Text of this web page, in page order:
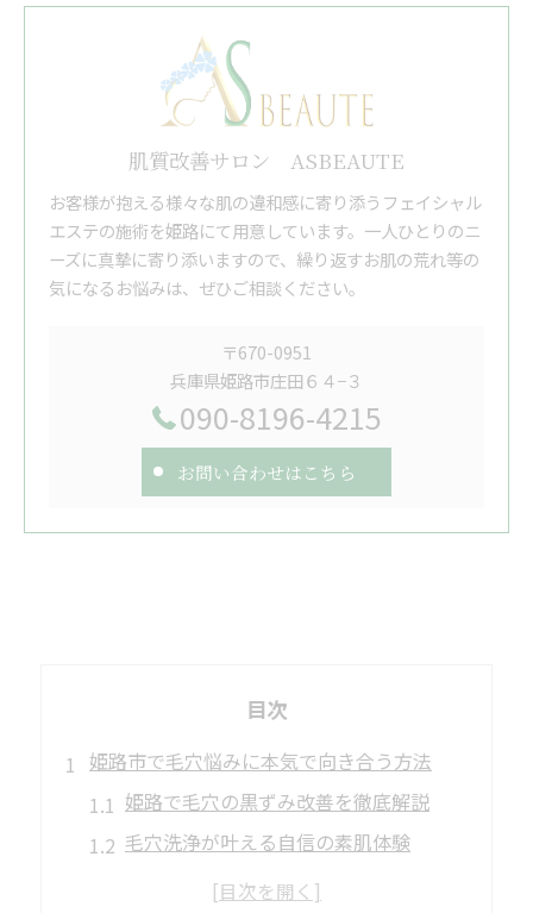
肌質改善サロン ASBEAUTE
お客様が抱える様々な肌の違和感に寄り添うフェイシャル
エステの施術を姫路にて用意しています。一人ひとりのニ
ーズに真摯に寄り添いますので、繰り返すお肌の荒れ等の
気になるお悩みは、ぜひご相談ください。
〒670-0951
兵庫県姫路市庄田６４−３
090-8196-4215
お問い合わせはこちら
目次
姫路市で毛穴悩みに本気で向き合う方法
姫路で毛穴の黒ずみ改善を徹底解説
毛穴洗浄が叶える自信の素肌体験
毛穴悩みに寄り添う姫路のサロン選び術